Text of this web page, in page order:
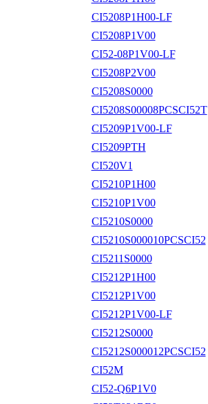
CI5208P1H00-LF
CI5208P1V00
CI52-08P1V00-LF
CI5208P2V00
CI5208S0000
CI5208S00008PCSCI52T
CI5209P1V00-LF
CI5209PTH
CI520V1
CI5210P1H00
CI5210P1V00
CI5210S0000
CI5210S000010PCSCI52
CI5211S0000
CI5212P1H00
CI5212P1V00
CI5212P1V00-LF
CI5212S0000
CI5212S000012PCSCI52
CI52M
CI52-Q6P1V0